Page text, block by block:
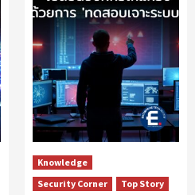
Knowledge
Security Corner
Top Story